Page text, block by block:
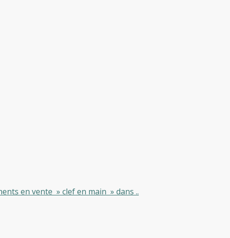
en vente » clef en main » dans ..